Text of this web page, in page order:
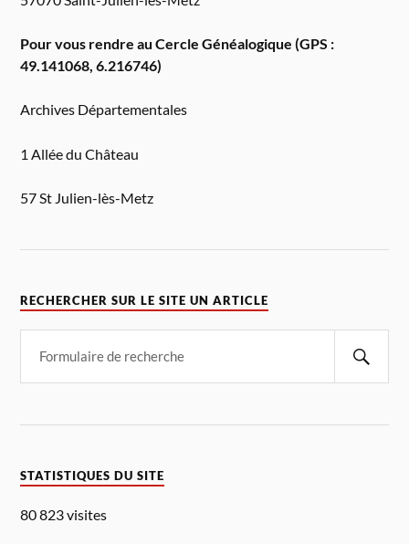
Pour vous rendre au Cercle Généalogique (GPS :
49.141068, 6.216746)
Archives Départementales
1 Allée du Château
57 St Julien-lès-Metz
RECHERCHER SUR LE SITE UN ARTICLE
STATISTIQUES DU SITE
80 823 visites